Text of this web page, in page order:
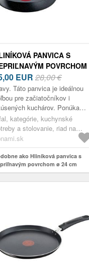
PANVICA S
POVRCHOM
CM BLACK STONE
– TEFAL
EUR 28,00 €
Táto panvica je ideálnou
pre začiatočníkov i
kuchárov. Ponúka
nepriľnavý povrch
obohatený o pevné
kategórie, kuchynské
a stolovanie, riad na
panvice
ako Hliníková panvica s
povrchom ø 24 cm
stone G2810472 – Tefal